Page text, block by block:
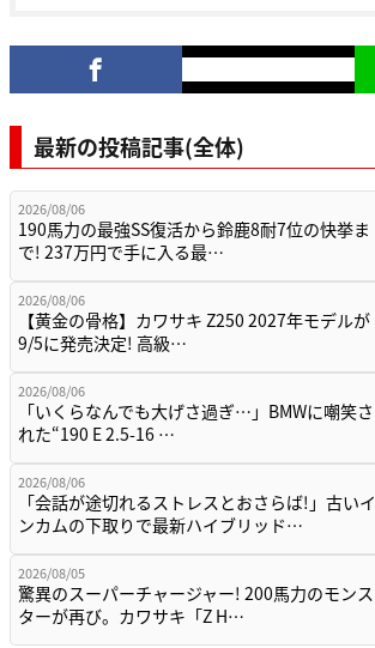
最新の投稿記事(全体)
2026/08/06
190馬力の最強SS復活から鈴鹿8耐7位の快挙ま
で! 237万円で手に入る最…
2026/08/06
【黄金の骨格】カワサキ Z250 2027年モデルが
9/5に発売決定! 高級…
2026/08/06
「いくらなんでも大げさ過ぎ…」BMWに嘲笑さ
れた“190 E 2.5-16 …
2026/08/06
「会話が途切れるストレスとおさらば!」古いイ
ンカムの下取りで最新ハイブリッド…
2026/08/05
驚異のスーパーチャージャー! 200馬力のモンス
ターが再び。カワサキ「Z H…